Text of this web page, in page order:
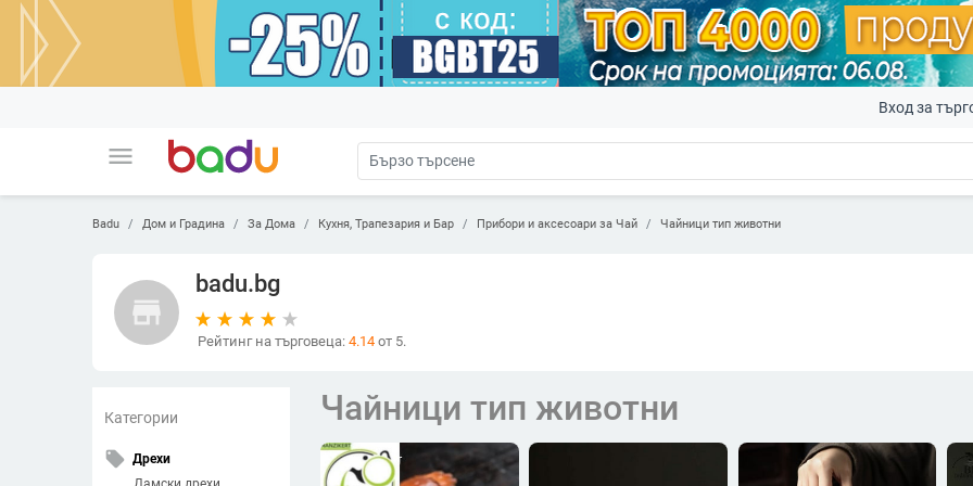
menu
Вход за
Badu Дом и Градина За Дома Кухня, Трапезария и Бар Прибори и аксесоари за Чай Чайници тип животни
store
badu.bg
Рейтинг на търговеца: 4.14 от 5.
Категории
local_offer Дрехи
Чайници тип животни